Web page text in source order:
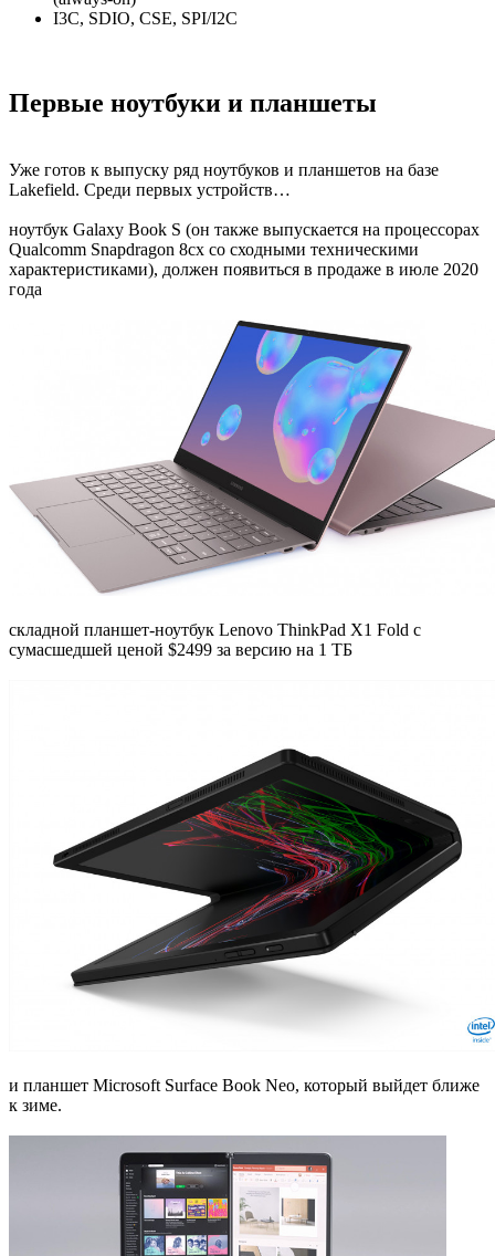
I3C, SDIO, CSE, SPI/I2C
Первые ноутбуки и планшеты
Уже готов к выпуску ряд ноутбуков и планшетов на базе
Lakefield. Среди первых устройств…
ноутбук Galaxy Book S (он также выпускается на процессорах
Qualcomm Snapdragon 8cx со сходными техническими
характеристиками), должен появиться в продаже в июле 2020
года
складной планшет-ноутбук Lenovo ThinkPad X1 Fold с
сумасшедшей ценой $2499 за версию на 1 ТБ
и планшет Microsoft Surface Book Neo, который выйдет ближе
к зиме.